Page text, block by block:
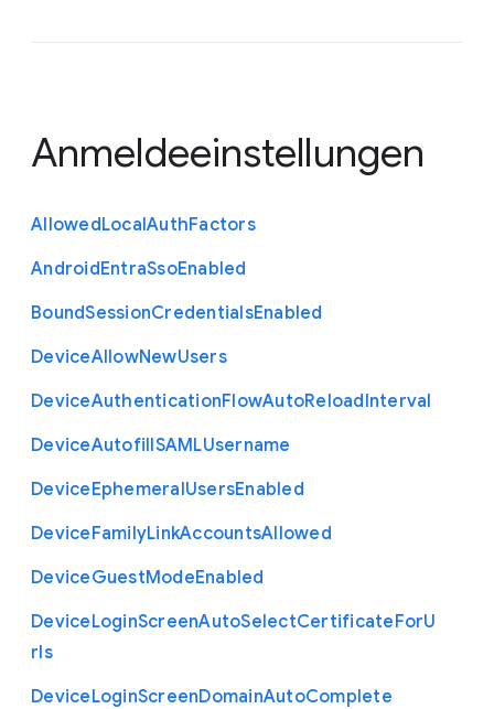
Anmeldeeinstellungen
AllowedLocalAuthFactors
AndroidEntraSsoEnabled
BoundSessionCredentialsEnabled
DeviceAllowNewUsers
DeviceAuthenticationFlowAutoReloadInterval
DeviceAutofillSAMLUsername
DeviceEphemeralUsersEnabled
DeviceFamilyLinkAccountsAllowed
DeviceGuestModeEnabled
DeviceLoginScreenAutoSelectCertificateForU
rls
DeviceLoginScreenDomainAutoComplete